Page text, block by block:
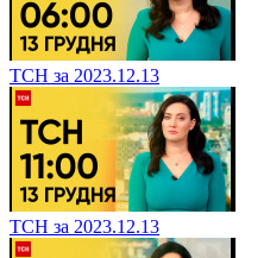
ТСН за 2023.12.13
ТСН за 2023.12.13